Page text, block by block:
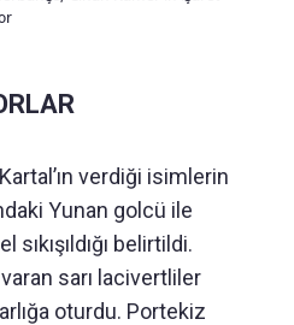
verdiği isimlerin
Yunan golcü ile
belirtildi.
sarı lacivertliler
oturdu. Portekiz